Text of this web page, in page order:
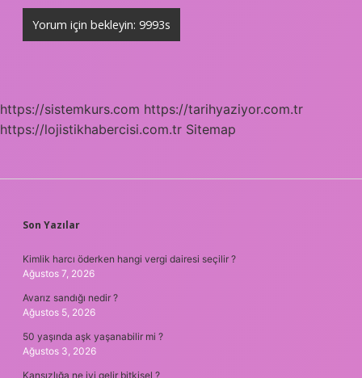
https://sistemkurs.com https://tarihyaziyor.com.tr
https://lojistikhabercisi.com.tr Sitemap
SIDEBAR
Son Yazılar
Kimlik harcı öderken hangi vergi dairesi seçilir ?
Ağustos 7, 2026
Avarız sandığı nedir ?
Ağustos 5, 2026
50 yaşında aşk yaşanabilir mi ?
Ağustos 3, 2026
Kansızlığa ne iyi gelir bitkisel ?